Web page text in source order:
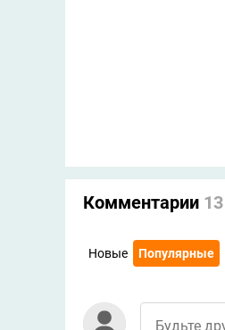
Комментарии 13
Новые Популярные